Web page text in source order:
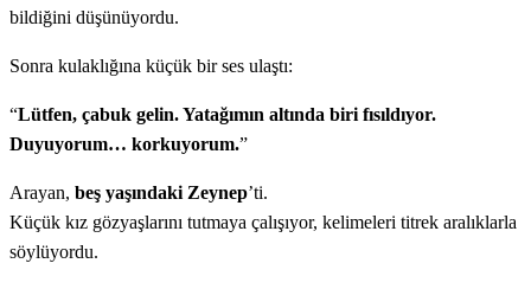
bildiğini düşünüyordu.
Sonra kulaklığına küçük bir ses ulaştı:
“Lütfen, çabuk gelin. Yatağımın altında biri fısıldıyor.
Duyuyorum… korkuyorum.”
Arayan, beş yaşındaki Zeynep’ti.
Küçük kız gözyaşlarını tutmaya çalışıyor, kelimeleri titrek aralıklarla
söylüyordu.